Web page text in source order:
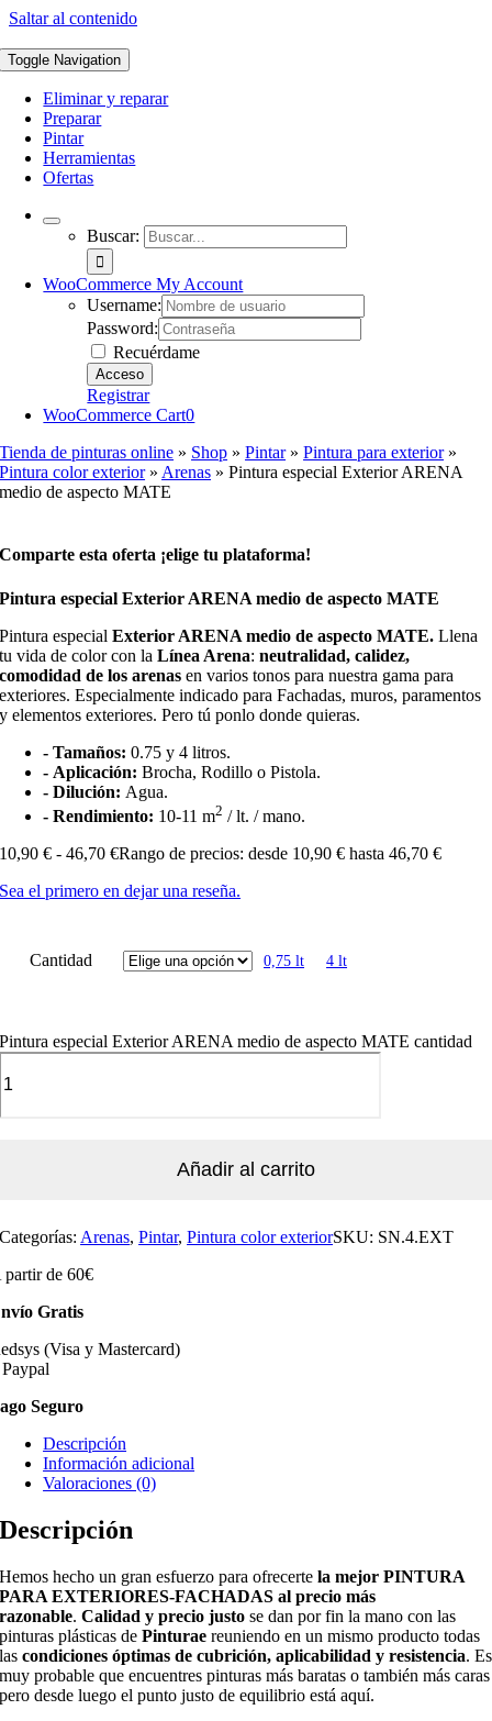
Saltar al contenido
Toggle Navigation
Eliminar y reparar
Preparar
Pintar
Herramientas
Ofertas
Buscar:
WooCommerce My Account
Username:
Password:
Recuérdame
Registrar
WooCommerce Cart0
Tienda de pinturas online » Shop »Pintar»Pintura para exterior»
Pintura color exterior» Arenas »Pintura especial Exterior ARENA
medio de aspecto MATE
Comparte esta oferta ¡elige tu plataforma!
Pintura especial Exterior ARENA medio de aspecto MATE
Pintura especialExterior ARENA medio de aspecto MATE. Llena
tu vida de color con laLínea Arena:neutralidad, calidez,
comodidad de los arenasen varios tonos para nuestra gama para
exteriores. Especialmente indicado para Fachadas, muros, paramentos
y elementos exteriores. Pero tú ponlo donde quieras.
- Tamaños: 0.75 y 4 litros.
- Aplicación: Brocha, Rodillo o Pistola.
- Dilución: Agua.
- Rendimiento: 10-11 m2 / lt. / mano.
10,90€ - 46,70€Rango de precios: desde 10,90 € hasta 46,70 €
Sea el primero en dejar una reseña.
Cantidad 0,75 lt 4 lt
Pintura especial Exterior ARENA medio de aspecto MATE cantidad
Añadir al carrito
Categorías: Arenas,Pintar,Pintura color exteriorSKU: SN.4.EXT
partir de 60€
Gratis
(Visa y Mastercard)
Seguro
Descripción
Información adicional
Valoraciones (0)
Descripción
Hemos hecho un gran esfuerzo para ofrecertela mejor PINTURA
PARA EXTERIORES-FACHADAS al precio más
razonable. Calidad y precio justo se dan por fin la mano con las
pinturas plásticas dePinturae reuniendo en un mismo producto todas
lascondiciones óptimas de cubrición, aplicabilidad y resistencia. Es
muy probable que encuentres pinturas más baratas o también más caras
pero desde luego el punto justo de equilibrio está aquí.